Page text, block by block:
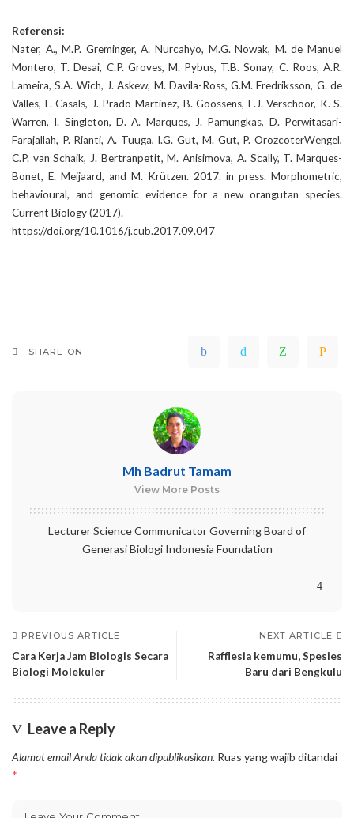
Referensi:
Nater, A., M.P. Greminger, A. Nurcahyo, M.G. Nowak, M. de Manuel
Montero, T. Desai, C.P. Groves, M. Pybus, T.B. Sonay, C. Roos, A.R.
Lameira, S.A. Wich, J. Askew, M. Davila-Ross, G.M. Fredriksson, G. de
Valles, F. Casals, J. Prado-Martinez, B. Goossens, E.J. Verschoor, K. S.
Warren, I. Singleton, D. A. Marques, J. Pamungkas, D. Perwitasari-
Farajallah, P. Rianti, A. Tuuga, I.G. Gut, M. Gut, P. OrozcoterWengel,
C.P. van Schaik, J. Bertranpetit, M. Anisimova, A. Scally, T. Marques-
Bonet, E. Meijaard, and M. Krützen. 2017. in press. Morphometric,
behavioural, and genomic evidence for a new orangutan species.
Current Biology (2017).
https://doi.org/10.1016/j.cub.2017.09.047
SHARE ON
Mh Badrut Tamam
View More Posts
Lecturer Science Communicator Governing Board of
Generasi Biologi Indonesia Foundation
PREVIOUS ARTICLE
Cara Kerja Jam Biologis Secara
Biologi Molekuler
NEXT ARTICLE
Rafflesia kemumu, Spesies
Baru dari Bengkulu
Leave a Reply
Alamat email Anda tidak akan dipublikasikan. Ruas yang wajib ditandai
*